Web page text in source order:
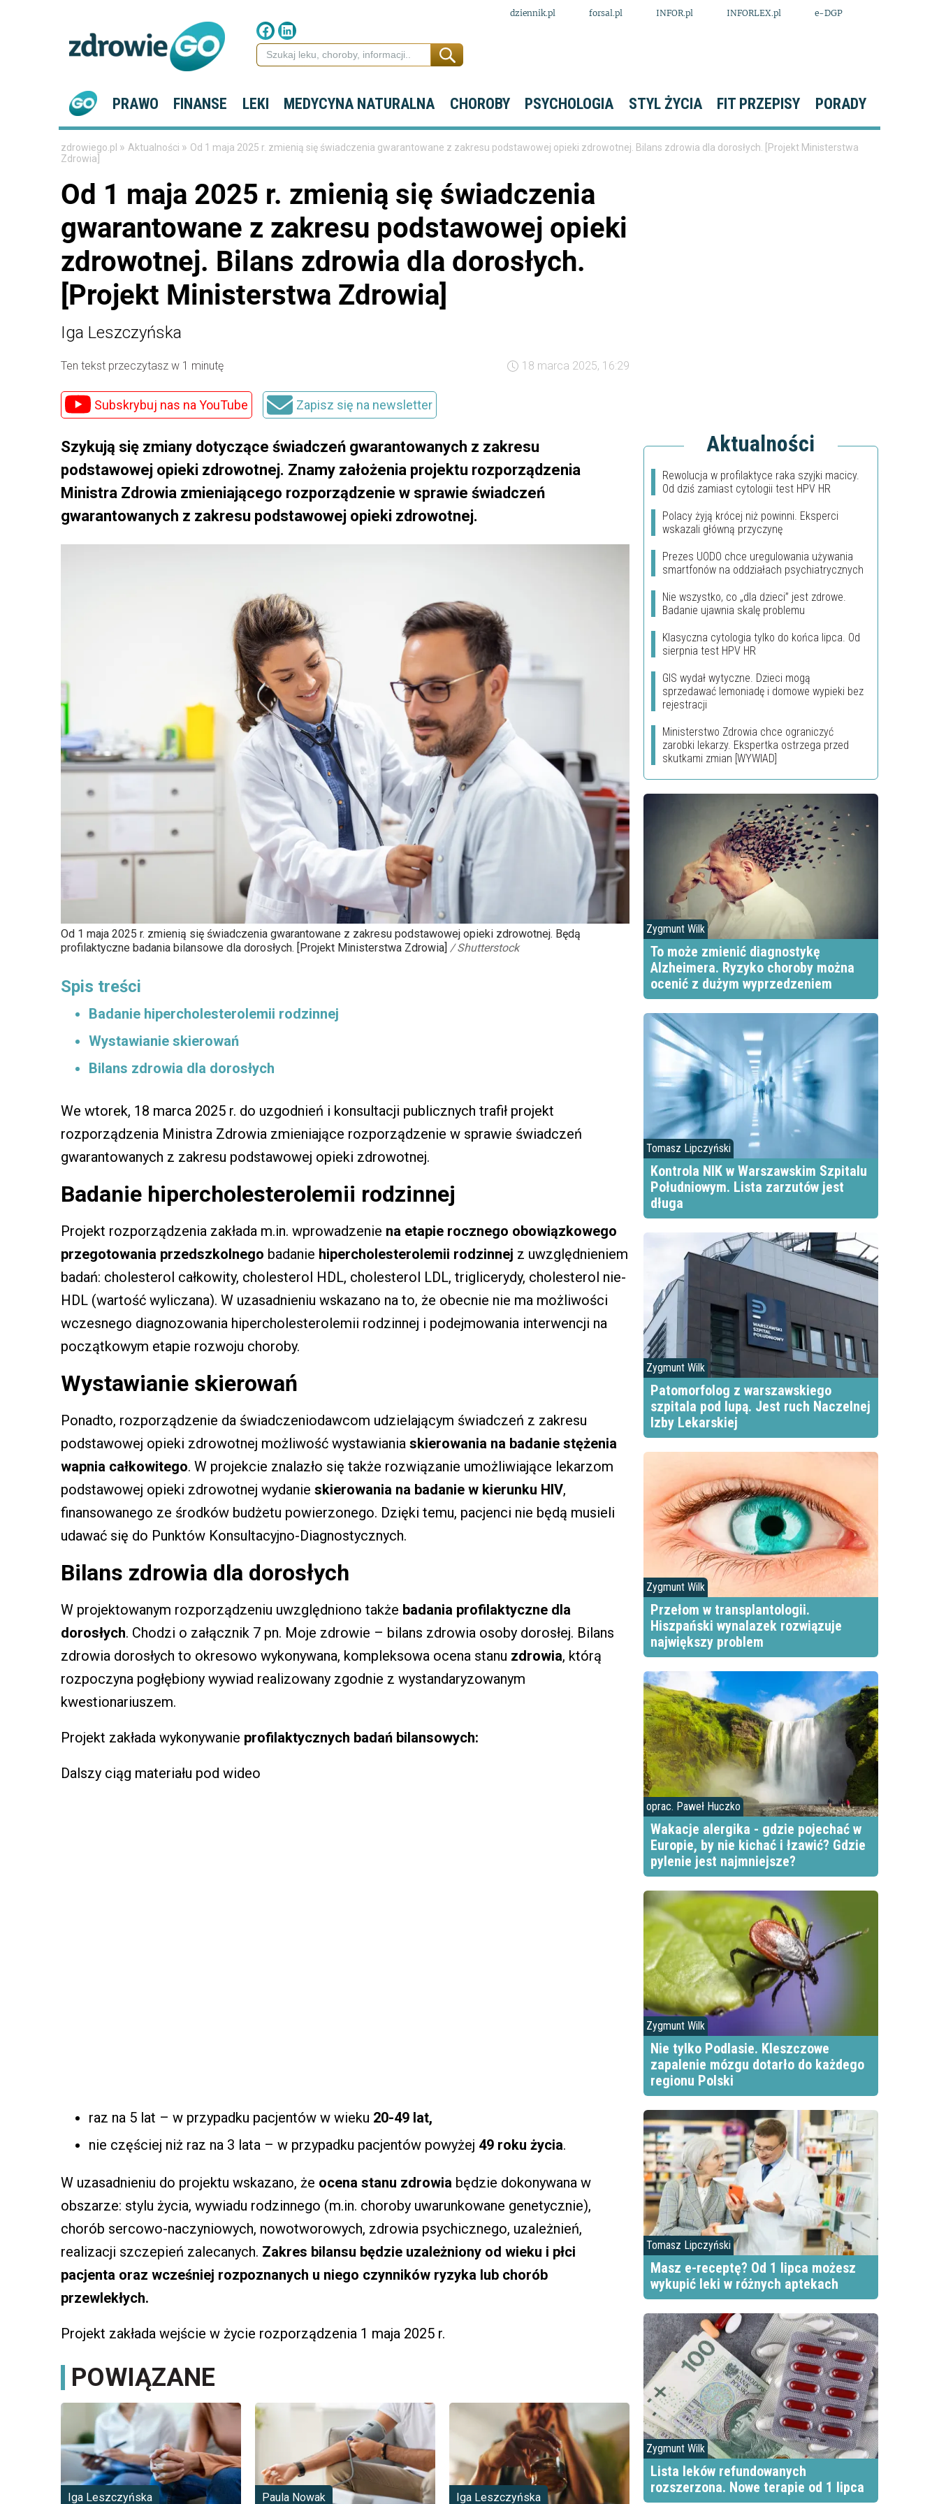
dziennik.pl forsal.pl INFOR.pl INFORLEX.pl e-DGP
PRAWO FINANSE LEKI MEDYCYNA NATURALNA CHOROBY PSYCHOLOGIA STYL ŻYCIA FIT PRZEPISY PORADY
zdrowiego.pl » Aktualności » Od 1 maja 2025 r. zmienią się świadczenia gwarantowane z zakresu podstawowej opieki zdrowotnej. Bilans zdrowia dla dorosłych. [Projekt Ministerstwa
Zdrowia]
Od 1 maja 2025 r. zmienią się świadczenia
gwarantowane z zakresu podstawowej opieki
zdrowotnej. Bilans zdrowia dla dorosłych.
[Projekt Ministerstwa Zdrowia]
Iga Leszczyńska
Ten tekst przeczytasz w 1 minutę 18 marca 2025, 16:29
Subskrybuj nas na YouTube Zapisz się na newsletter
Szykują się zmiany dotyczące świadczeń gwarantowanych z zakresu
podstawowej opieki zdrowotnej. Znamy założenia projektu rozporządzenia
Ministra Zdrowia zmieniającego rozporządzenie w sprawie świadczeń
gwarantowanych z zakresu podstawowej opieki zdrowotnej.
Od 1 maja 2025 r. zmienią się świadczenia gwarantowane z zakresu podstawowej opieki zdrowotnej. Będą
profilaktyczne badania bilansowe dla dorosłych. [Projekt Ministerstwa Zdrowia] / Shutterstock
Spis treści
Badanie hipercholesterolemii rodzinnej
Wystawianie skierowań
Bilans zdrowia dla dorosłych
We wtorek, 18 marca 2025 r. do uzgodnień i konsultacji publicznych trafił projekt
rozporządzenia Ministra Zdrowia zmieniające rozporządzenie w sprawie świadczeń
gwarantowanych z zakresu podstawowej opieki zdrowotnej.
Badanie hipercholesterolemii rodzinnej
Projekt rozporządzenia zakłada m.in. wprowadzenie na etapie rocznego obowiązkowego
przegotowania przedszkolnego badanie hipercholesterolemii rodzinnej z uwzględnieniem
badań: cholesterol całkowity, cholesterol HDL, cholesterol LDL, triglicerydy, cholesterol nie-
HDL (wartość wyliczana). W uzasadnieniu wskazano na to, że obecnie nie ma możliwości
wczesnego diagnozowania hipercholesterolemii rodzinnej i podejmowania interwencji na
początkowym etapie rozwoju choroby.
Wystawianie skierowań
Ponadto, rozporządzenie da świadczeniodawcom udzielającym świadczeń z zakresu
podstawowej opieki zdrowotnej możliwość wystawiania skierowania na badanie stężenia
wapnia całkowitego. W projekcie znalazło się także rozwiązanie umożliwiające lekarzom
podstawowej opieki zdrowotnej wydanie skierowania na badanie w kierunku HIV,
finansowanego ze środków budżetu powierzonego. Dzięki temu, pacjenci nie będą musieli
udawać się do Punktów Konsultacyjno-Diagnostycznych.
Bilans zdrowia dla dorosłych
W projektowanym rozporządzeniu uwzględniono także badania profilaktyczne dla
dorosłych. Chodzi o załącznik 7 pn. Moje zdrowie – bilans zdrowia osoby dorosłej. Bilans
zdrowia dorosłych to okresowo wykonywana, kompleksowa ocena stanu zdrowia, którą
rozpoczyna pogłębiony wywiad realizowany zgodnie z wystandaryzowanym
kwestionariuszem.
Projekt zakłada wykonywanie profilaktycznych badań bilansowych:
Dalszy ciąg materiału pod wideo
raz na 5 lat – w przypadku pacjentów w wieku 20-49 lat,
nie częściej niż raz na 3 lata – w przypadku pacjentów powyżej 49 roku życia.
W uzasadnieniu do projektu wskazano, że ocena stanu zdrowia będzie dokonywana w
obszarze: stylu życia, wywiadu rodzinnego (m.in. choroby uwarunkowane genetycznie),
chorób sercowo-naczyniowych, nowotworowych, zdrowia psychicznego, uzależnień,
realizacji szczepień zalecanych. Zakres bilansu będzie uzależniony od wieku i płci
pacjenta oraz wcześniej rozpoznanych u niego czynników ryzyka lub chorób
przewlekłych.
Projekt zakłada wejście w życie rozporządzenia 1 maja 2025 r.
POWIĄZANE
Iga Leszczyńska Paula Nowak Iga Leszczyńska
Aktualności
Rewolucja w profilaktyce raka szyjki macicy.
Od dziś zamiast cytologii test HPV HR
Polacy żyją krócej niż powinni. Eksperci
wskazali główną przyczynę
Prezes UODO chce uregulowania używania
smartfonów na oddziałach psychiatrycznych
Nie wszystko, co „dla dzieci” jest zdrowe.
Badanie ujawnia skalę problemu
Klasyczna cytologia tylko do końca lipca. Od
sierpnia test HPV HR
GIS wydał wytyczne. Dzieci mogą
sprzedawać lemoniadę i domowe wypieki bez
rejestracji
Ministerstwo Zdrowia chce ograniczyć
zarobki lekarzy. Ekspertka ostrzega przed
skutkami zmian [WYWIAD]
Zygmunt Wilk
To może zmienić diagnostykę
Alzheimera. Ryzyko choroby można
ocenić z dużym wyprzedzeniem
Tomasz Lipczyński
Kontrola NIK w Warszawskim Szpitalu
Południowym. Lista zarzutów jest
długa
Zygmunt Wilk
Patomorfolog z warszawskiego
szpitala pod lupą. Jest ruch Naczelnej
Izby Lekarskiej
Zygmunt Wilk
Przełom w transplantologii.
Hiszpański wynalazek rozwiązuje
największy problem
oprac. Paweł Huczko
Wakacje alergika - gdzie pojechać w
Europie, by nie kichać i łzawić? Gdzie
pylenie jest najmniejsze?
Zygmunt Wilk
Nie tylko Podlasie. Kleszczowe
zapalenie mózgu dotarło do każdego
regionu Polski
Tomasz Lipczyński
Masz e-receptę? Od 1 lipca możesz
wykupić leki w różnych aptekach
Zygmunt Wilk
Lista leków refundowanych
rozszerzona. Nowe terapie od 1 lipca